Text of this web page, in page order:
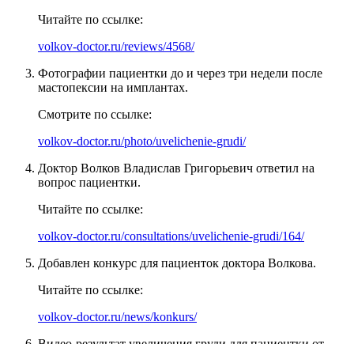
Читайте по ссылке:
volkov-doctor.ru/reviews/4568/
Фотографии пациентки до и через три недели после
мастопексии на имплантах.
Смотрите по ссылке:
volkov-doctor.ru/photo/uvelichenie-grudi/
Доктор Волков Владислав Григорьевич ответил на
вопрос пациентки.
Читайте по ссылке:
volkov-doctor.ru/consultations/uvelichenie-grudi/164/
Добавлен конкурс для пациенток доктора Волкова.
Читайте по ссылке:
volkov-doctor.ru/news/konkurs/